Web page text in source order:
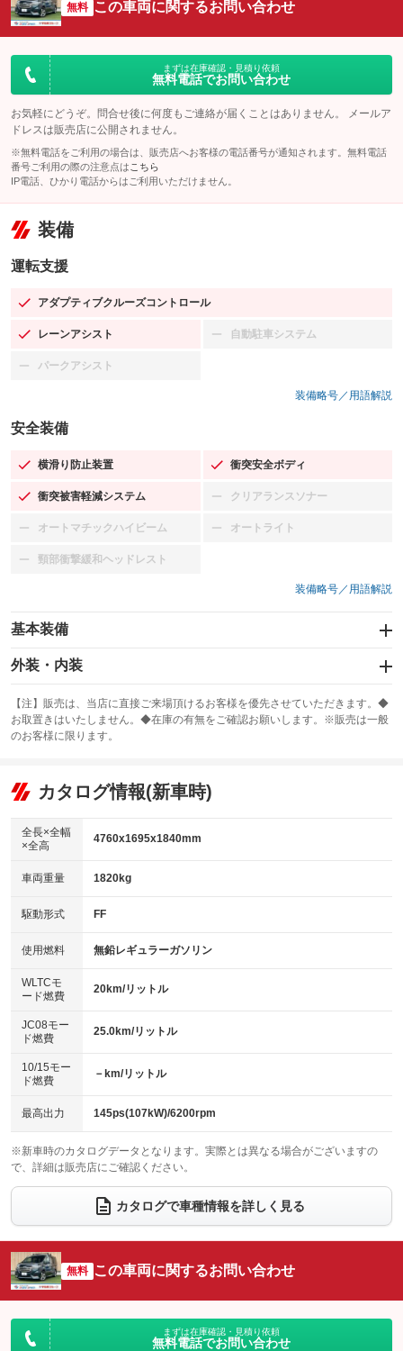
無料 この車両に関するお問い合わせ
まずは在庫確認・見積り依頼
無料電話でお問い合わせ
お気軽にどうぞ。問合せ後に何度もご連絡が届くことはありません。 メールア
ドレスは販売店に公開されません。
※無料電話をご利用の場合は、販売店へお客様の電話番号が通知されます。無料電話
番号ご利用の際の注意点は こちら
IP電話、ひかり電話からはご利用いただけません。
装備
運転支援
アダプティブクルーズコントロール
：装備あり
レーンアシスト
：装備あり 自動駐車システム
：装備なし
パークアシスト
：装備なし
装備略号／用語解説
安全装備
横滑り防止装置
：装備あり 衝突安全ボディ
：装備あり
衝突被害軽減システム
：装備あり クリアランスソナー
：装備なし
オートマチックハイビーム
：装備なし オートライト
：装備なし
頸部衝撃緩和ヘッドレスト
：装備なし
装備略号／用語解説
基本装備
エアバッグ：運転席/助手席/サイド
：装備あり
：装備あり
サンルーフ
：装備なし ABS
リフトアップ
：装備なし
：装備なし
パワーウィンドウ
アイドリングストップ
：装備あり
USB入力端子
：装備なし
100V電源
：装備なし
センターデフロック
：装備なし
電動格納ミラー
：装備あり
外装・内装
カーナビ：SDナビ
：装備あり
TV：フルセグ
：装備あり
ビジュアル：-／DVD再生
：装備あり
：装備あり
革シート
キーレス
HID(キセノンライト)
：装備なし
バックカメラ
：装備あり
エアロ
：装備なし
：装備なし
パワーシート
ベンチシート
：装備なし
チップアップシート
：装備なし
：装備なし ：装備あり
ウォークスルー
：装備あり
電動リアゲート フロントカメラ
：装備あり
：装備なし ：装備あり
サイドカメラ
：装備あり ルーフレール
：装備なし
：装備なし
：装備なし
【注】販売は、当店に直接ご来場頂けるお客様を優先させていただきます。◆
お取置きはいたしません。◆在庫の有無をご確認お願いします。※販売は一般
のお客様に限ります。
カタログ情報(新車時)
全長×全幅
×全高
4760x1695x1840mm
車両重量 1820kg
駆動形式 FF
使用燃料 無鉛レギュラーガソリン
WLTCモ
ード燃費
20km/リットル
JC08モー
ド燃費
25.0km/リットル
10/15モー
ド燃費
－km/リットル
最高出力 145ps(107kW)/6200rpm
※新車時のカタログデータとなります。実際とは異なる場合がございますの
で、詳細は販売店にご確認ください。
カタログで車種情報を詳しく見る
無料 この車両に関するお問い合わせ
まずは在庫確認・見積り依頼
無料電話でお問い合わせ